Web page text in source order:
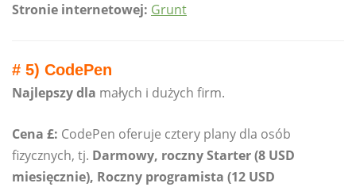
Stronie internetowej: Grunt
# 5) CodePen
Najlepszy dla małych i dużych firm.
Cena £: CodePen oferuje cztery plany dla osób
fizycznych, tj. Darmowy, roczny Starter (8 USD
miesięcznie), Roczny programista (12 USD